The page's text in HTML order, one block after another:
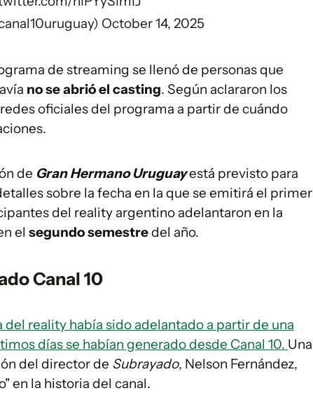
October 14, 2025
de streaming se llenó de personas que
no se abrió el casting. Según aclararon los
oficiales del programa a partir de cuándo
de Gran Hermano Uruguayestá previsto para
sobre la fecha en la que se emitirá el primer
del reality argentino adelantaron en la
el segundo semestredel año.
Canal 10
del reality había sido adelantado a partir de una
días se habían generado desde Canal 10. Una
del director de Subrayado, Nelson Fernández,
en la historia del canal.